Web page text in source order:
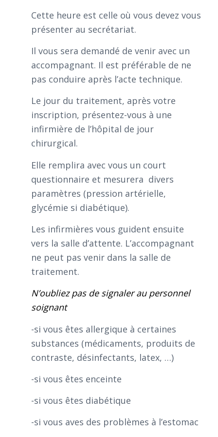
Cette heure est celle où vous devez vous
présenter au secrétariat.
Il vous sera demandé de venir avec un
accompagnant. Il est préférable de ne
pas conduire après l’acte technique.
Le jour du traitement, après votre
inscription, présentez-vous à une
infirmière de l’hôpital de jour
chirurgical.
Elle remplira avec vous un court
questionnaire et mesurera divers
paramètres (pression artérielle,
glycémie si diabétique).
Les infirmières vous guident ensuite
vers la salle d’attente. L’accompagnant
ne peut pas venir dans la salle de
traitement.
N’oubliez pas de signaler au personnel
soignant
-si vous êtes allergique à certaines
substances (médicaments, produits de
contraste, désinfectants, latex, …)
-si vous êtes enceinte
-si vous êtes diabétique
-si vous aves des problèmes à l’estomac